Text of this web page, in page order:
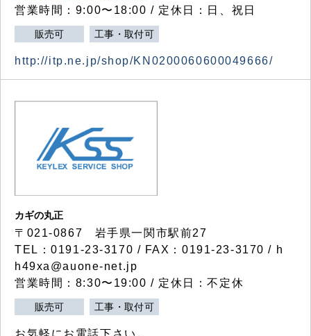
営業時間：9:00〜18:00 / 定休日：日、祝日
販売可 工事・取付可
http://itp.ne.jp/shop/KN0200060600049666/
カギの丸正
〒021-0867 岩手県一関市駅前27
TEL：0191-23-3170 / FAX：0191-23-3170 / h
h49xa@auone-net.jp
営業時間：8:30〜19:00 / 定休日：不定休
販売可 工事・取付可
お気軽にお電話下さい。